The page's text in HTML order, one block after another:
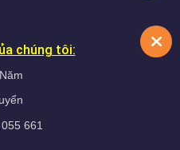
chúng tôi:
661